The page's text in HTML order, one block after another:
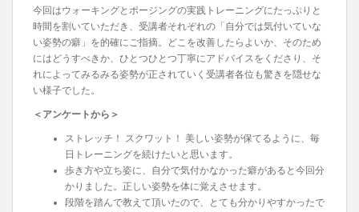
今回はウォーキングとポージングの実践トレーニングにたっぷりと
時間を割いていただき、受講者それぞれの「自分では気付いていな
い姿勢の癖」を的確にご指摘。どこを改善したらよいか、そのため
にはどうすべきか、ひとつひとつ丁寧にアドバイスをくださり、そ
れによってみるみる姿勢が正されていく受講者各位も驚きを隠せな
い様子でした。
＜アンケートから＞
ストレッチ！ スクワット！ 美しい姿勢が保てるように、毎
日トレーニングを続けたいと思います。
歩き方や立ち姿に、自分で気付かなかった癖があると今回分
かりました。正しい姿勢を体に覚えさせます。
段階を踏んで教えて頂いたので、とても分かりやすかったで